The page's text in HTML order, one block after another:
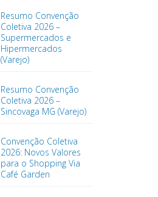
Resumo Convenção
Coletiva 2026 –
Supermercados e
Hipermercados
(Varejo)
Resumo Convenção
Coletiva 2026 –
Sincovaga MG (Varejo)
Convenção Coletiva
2026: Novos Valores
para o Shopping Via
Café Garden